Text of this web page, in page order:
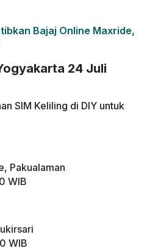
Bajaj Online Maxride,
24 Juli
SIM Keliling di DIY untuk
Pakualaman
WIB
WIB